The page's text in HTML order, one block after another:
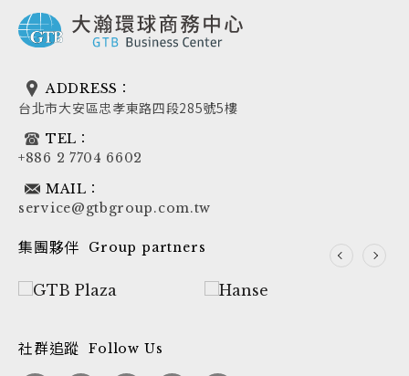
ADDRESS：
台北市大安區忠孝東路四段285號5樓
TEL：
+886 2 7704 6602
MAIL：
service@gtbgroup.com.tw
集團夥伴 Group partners
社群追蹤 Follow Us